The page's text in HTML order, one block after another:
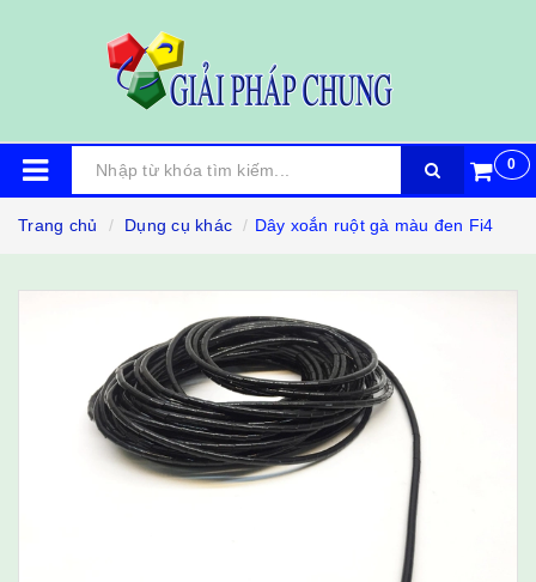
0
Trang chủ Dụng cụ khác Dây xoắn ruột gà màu đen Fi4